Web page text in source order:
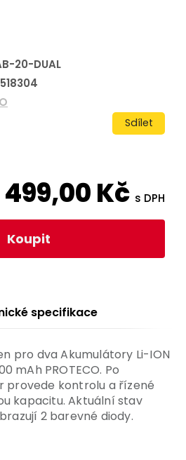
20-DUAL
Sdílet
499,00Kč s DPH
Koupit
specifikace
pro dva Akumulátory Li-ION
mAh PROTECO. Po
provede kontrolu a řízené
kapacitu. Aktuální stav
2 barevné diody.